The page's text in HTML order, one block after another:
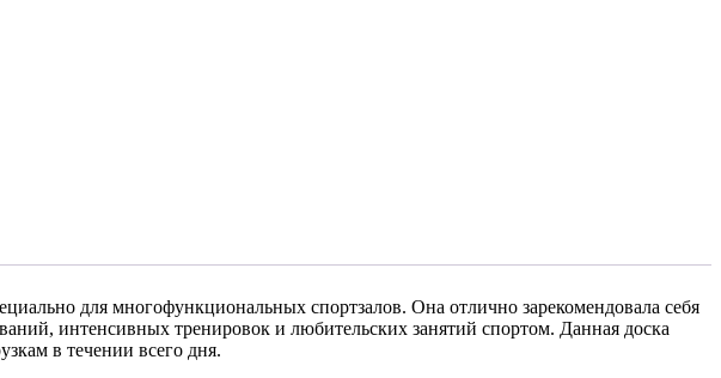
для многофункциональных спортзалов. Она отлично зарекомендовала себя
интенсивных тренировок и любительских занятий спортом. Данная доска
в течении всего дня.